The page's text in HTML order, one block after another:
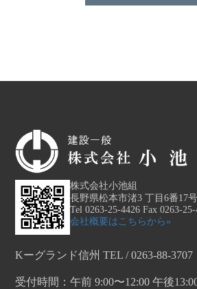
株式会社小池組
長野県松本市渚3 丁目6番17号
Tel 0263-25-4426 Fax 0263-
会社概要はこちらから»
Kーグランド信州 TEL / 0263-88-3707
受付時間：午前 9:00〜12:00 午後